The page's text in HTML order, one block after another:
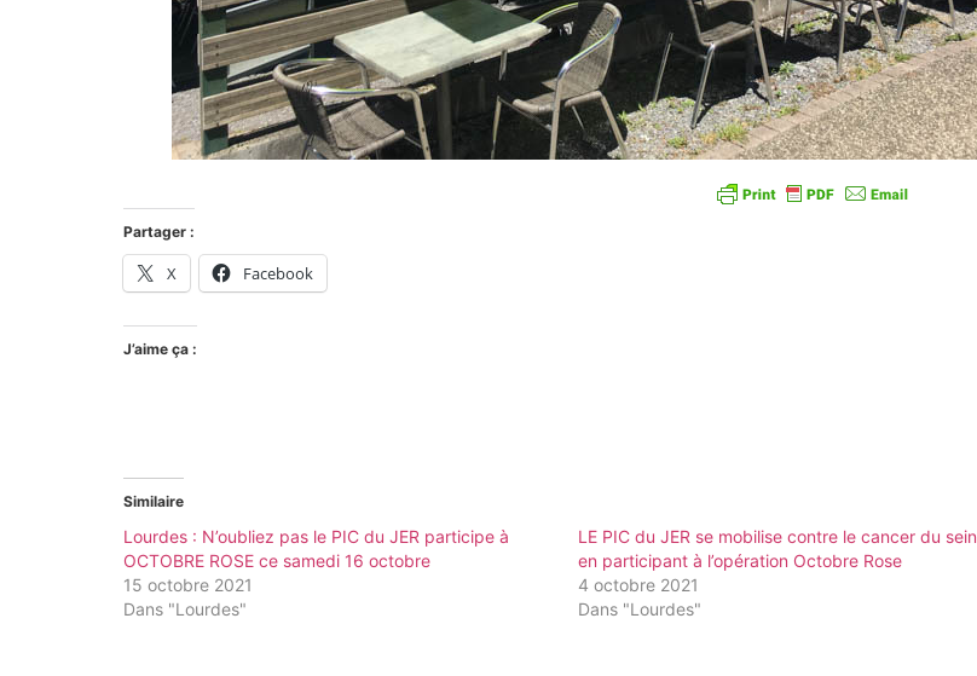
Partager :
X Facebook
J’aime ça :
Similaire
Lourdes : N’oubliez pas le PIC du JER participe à
OCTOBRE ROSE ce samedi 16 octobre
15 octobre 2021
Dans "Lourdes"
LE PIC du JER se mobilise contre le cancer du sein
en participant à l’opération Octobre Rose
4 octobre 2021
Dans "Lourdes"